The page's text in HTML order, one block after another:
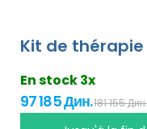
Kit de
En stock 3x
97 185 Дин.181 155 Дин.